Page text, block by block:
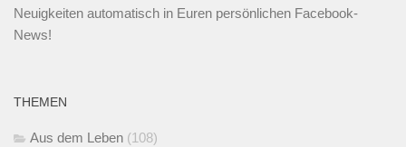
Neuigkeiten automatisch in Euren persönlichen Facebook-
News!
THEMEN
Aus dem Leben (108)